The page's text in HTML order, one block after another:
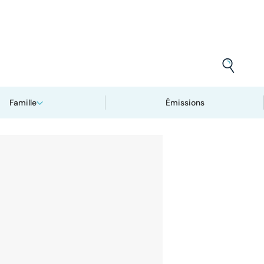
Famille Émissions